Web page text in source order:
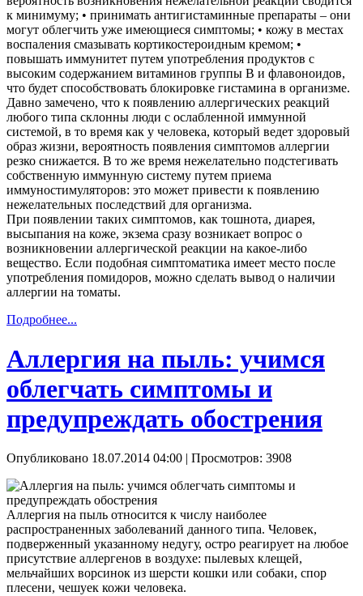
При появлении таких симптомов, как тошнота, диарея,
высыпания на коже, экзема сразу возникает вопрос о
возникновении аллергической реакции на какое-либо
вещество. Если подобная симптоматика имеет место после
употребления помидоров, можно сделать вывод о наличии
аллергии на томаты.
Подробнее...
Аллергия на пыль: учимся
облегчать симптомы и
предупреждать обострения
Опубликовано 18.07.2014 04:00 | Просмотров: 3908
Аллергия на пыль относится к числу наиболее
распространенных заболеваний данного типа. Человек,
подверженный указанному недугу, остро реагирует на любое
присутствие аллергенов в воздухе: пылевых клещей,
мельчайших ворсинок из шерсти кошки или собаки, спор
плесени, чешуек кожи человека.